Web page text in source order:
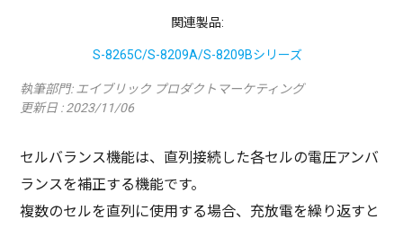
関連製品:
S-8265C/S-8209A/S-8209Bシリーズ
執筆部門:エイブリック プロダクトマーケティング
更新日 : 2023/11/06
セルバランス機能は、直列接続した各セルの電圧アンバ
ランスを補正する機能です。
複数のセルを直列に使用する場合、充放電を繰り返すと